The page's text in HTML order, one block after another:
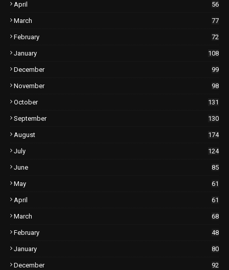
April 56
March 77
February 72
January 108
December 99
November 98
October 131
September 130
August 174
July 124
June 85
May 61
April 61
March 68
February 48
January 80
December 92